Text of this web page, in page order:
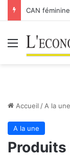
Menu
Accueil / A la une
A la une